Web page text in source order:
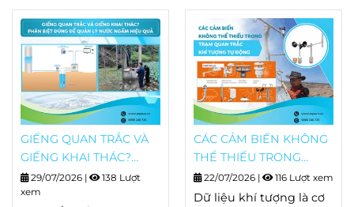
lượng dữ liệu. Tuy
nhiên, sau một thời
gian vận hành, không ít
hệ thống bắt đầu xuất
hiện hiện tượng kết
quả đo thay đổi dù mẫu
phân tích gần như
không có sự biến động.
Đây chính làhiện tượng
trôi tín hiệu
(Signal Drift)
với Orthophosphate chỉ
phản ánh
dạng photpho hòa tan
dễ phản ứng, TP bao
gồm toàn bộ các
dạng photpho vô cơ và
hữu cơ có trong mẫu
nước. Vì vậy, việc đo TP
giúp đánh giá đầy đủ
tải lượng dinh dưỡng,
GIẾNG QUAN TRẮC VÀ
GIẾNG KHAI THÁC?
PHÂN BIỆT ĐÚNG ĐỂ
QUẢN LÝ NƯỚC NGẦM
29/07/2026 |
138 Lượt
xem
CÁC CẢM BIẾN KHÔNG
THỂ THIẾU TRONG
TRẠM KHÍ TƯỢNG TỰ
ĐỘNG (AWS)
22/07/2026 | 116 Lượt xem
Dữ liệu khí tượng là cơ